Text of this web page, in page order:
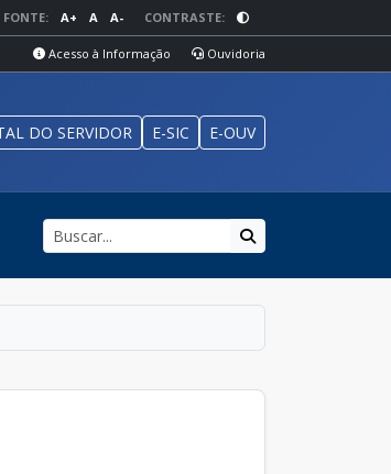
FONTE: A+ A A- CONTRASTE:
Acesso à Informação Ouvidoria
DO SERVIDOR E-SIC E-OUV